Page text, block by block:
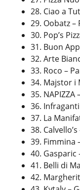
28. Ciao a
29. Oobatz –
30. Pop’s
31. Buon
32. Arte
33. Roco –
34. Majstor i
35.
36.
37. La
38.
39. Fimmina
40. Gasparic
41. Belli di
42.